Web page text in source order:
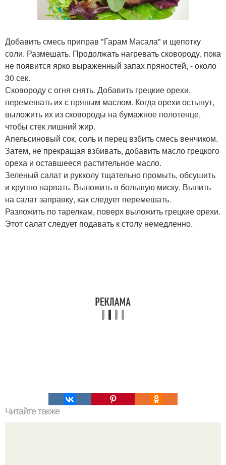
Добавить смесь приправ "Гарам Масала" и щепотку
соли. Размешать. Продолжать нагревать сковороду, пока
не появится ярко выраженный запах пряностей, - около
30 сек.
Сковороду с огня снять. Добавить грецкие орехи,
перемешать их с пряным маслом. Когда орехи остынут,
выложить их из сковороды на бумажное полотенце,
чтобы стек лишний жир.
Апельсиновый сок, соль и перец взбить смесь венчиком.
Затем, не прекращая взбивать, добавить масло грецкого
ореха и оставшееся растительное масло.
Зеленый салат и рукколу тщательно промыть, обсушить
и крупно нарвать. Выложить в большую миску. Вылить
на салат заправку, как следует перемешать.
Разложить по тарелкам, поверх выложить грецкие орехи.
Этот салат следует подавать к столу немедленно.
Читайте также